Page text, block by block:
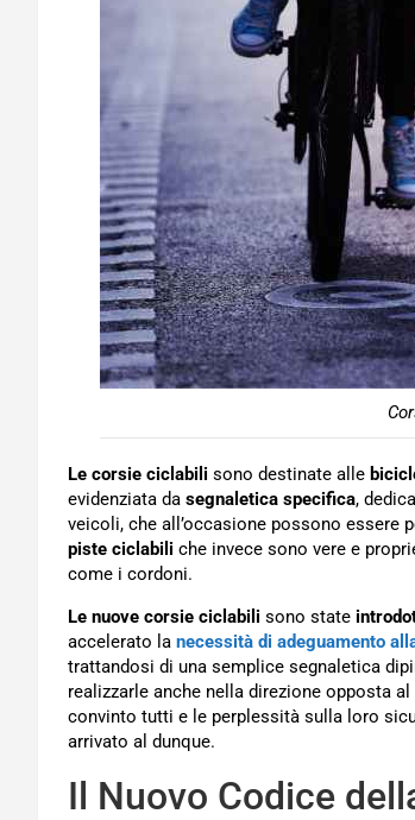
Le corsie ciclabili sono destinate alle
evidenziata da segnaletica specifica,
veicoli, che all’occasione possono essere
piste ciclabili che invece sono vere e
come i cordoni.
Le nuove corsie ciclabili sono state
accelerato la necessità di adeguamento
trattandosi di una semplice segnaletica
realizzarle anche nella direzione opposta
convinto tutti e le perplessità sulla loro
arrivato al dunque.
Il Nuovo Codice